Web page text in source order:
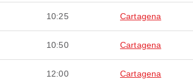
10:25 Cartagena
10:50 Cartagena
12:00 Cartagena